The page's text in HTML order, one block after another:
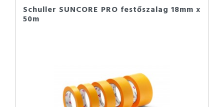
Schuller SUNCORE PRO festőszalag 18mm x
50m